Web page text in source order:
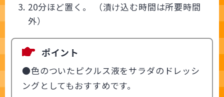
20分ほど置く。 （漬け込む時間は所要時間
外）
ポイント
●色のついたピクルス液をサラダのドレッシ
ングとしてもおすすめです。